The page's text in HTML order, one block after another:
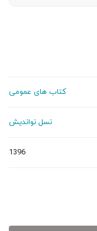
کتاب های عمومی
نسل نواندیش
1396